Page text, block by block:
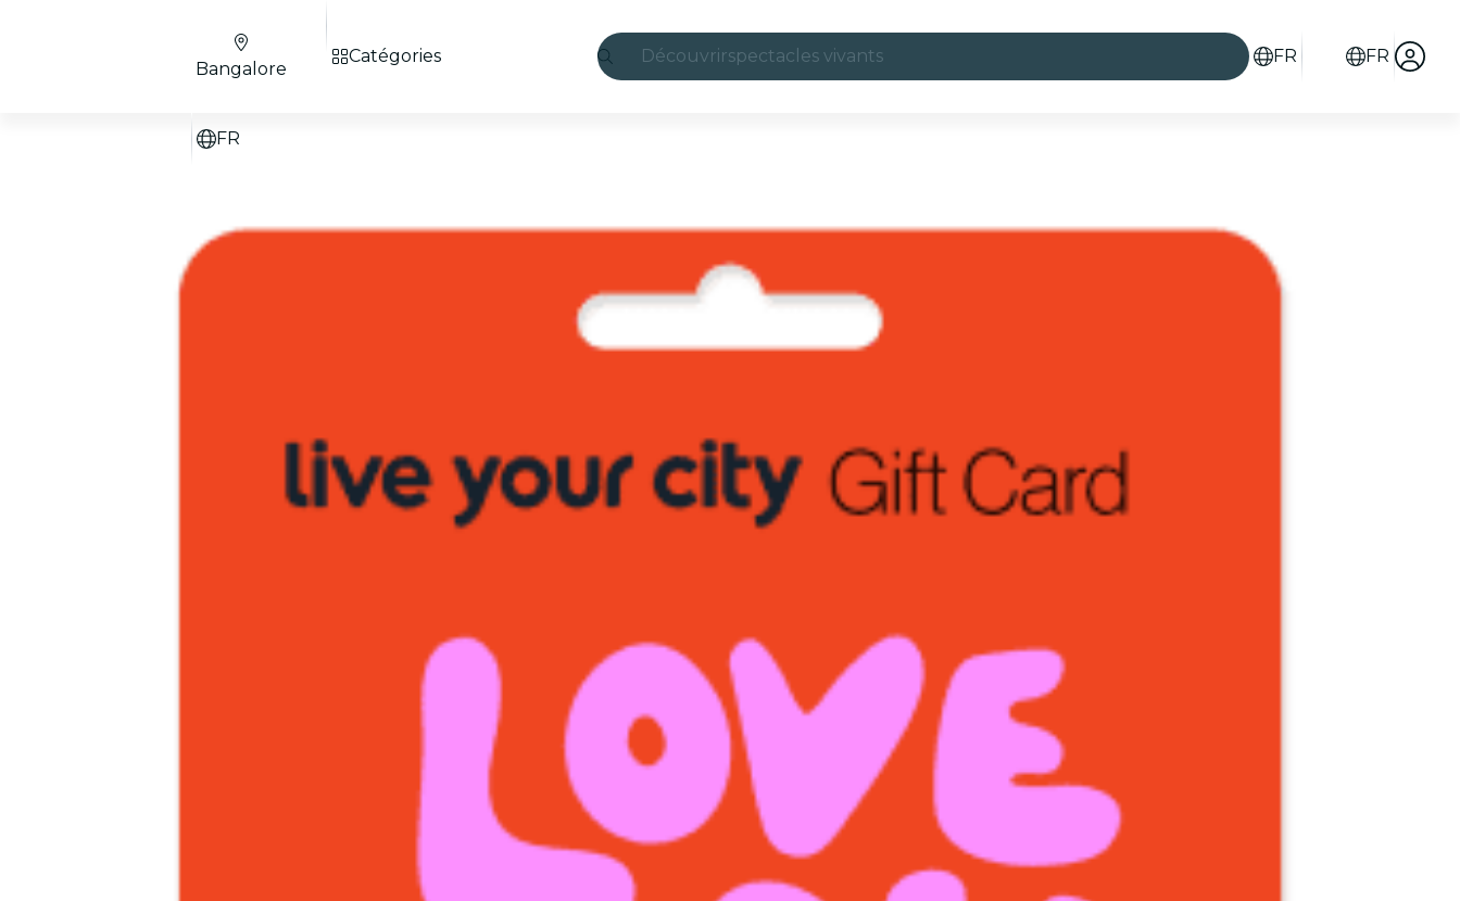
Découvrirspectacles vivants
São Paulo
expositions
visites urbaines
concerts
restaurants
FR FR
Bangalore
FR
Catégories